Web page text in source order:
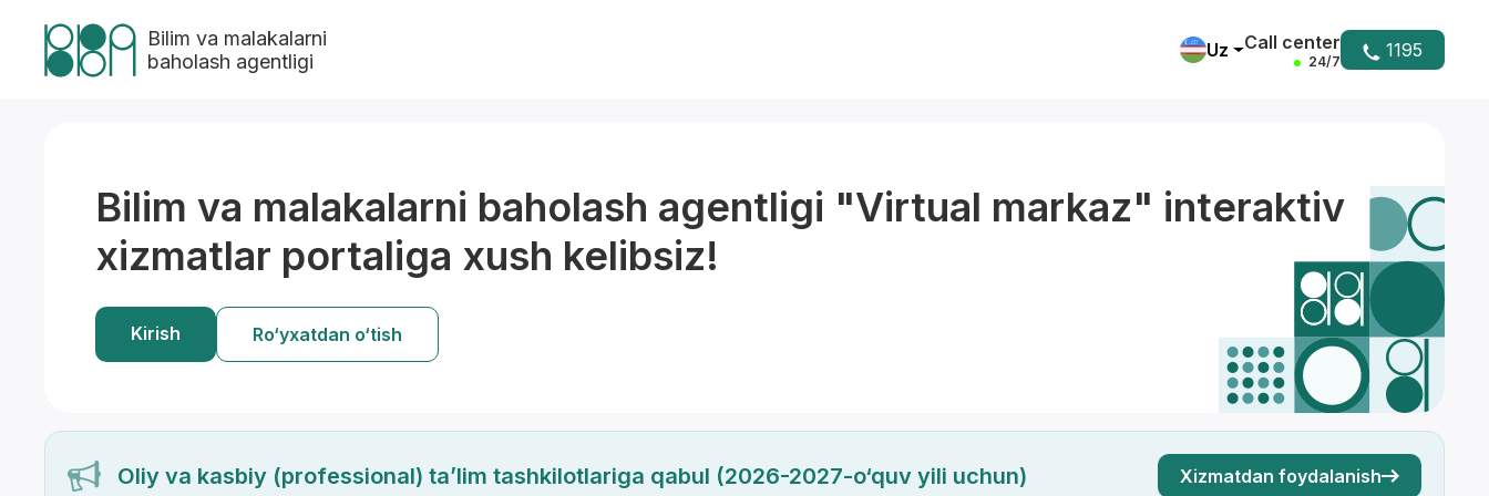
Bilim va malakalarni
baholash agentligi
Uz Call center
24/7 1195
Bilim va malakalarni baholash agentligi "Virtual markaz" interaktiv
xizmatlar portaliga xush kelibsiz!
Kirish Ro‘yxatdan o‘tish
Oliy va kasbiy (professional) ta’lim tashkilotlariga qabul (2026-2027-o‘quv yili uchun) Xizmatdan foydalanish